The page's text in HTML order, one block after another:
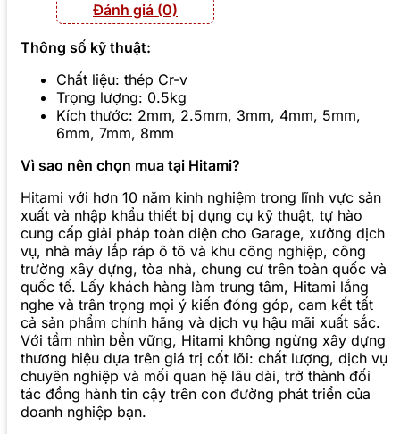
Đánh giá (0)
Thông số kỹ thuật:
Chất liệu: thép Cr-v
Trọng lượng: 0.5kg
Kích thước: 2mm, 2.5mm, 3mm, 4mm, 5mm,
6mm, 7mm, 8mm
Vì sao nên chọn mua tại Hitami?
Hitami với hơn 10 năm kinh nghiệm trong lĩnh vực sản
xuất và nhập khẩu thiết bị dụng cụ kỹ thuật, tự hào
cung cấp giải pháp toàn diện cho Garage, xưởng dịch
vụ, nhà máy lắp ráp ô tô và khu công nghiệp, công
trường xây dựng, tòa nhà, chung cư trên toàn quốc và
quốc tế. Lấy khách hàng làm trung tâm, Hitami lắng
nghe và trân trọng mọi ý kiến đóng góp, cam kết tất
cả sản phẩm chính hãng và dịch vụ hậu mãi xuất sắc.
Với tầm nhìn bền vững, Hitami không ngừng xây dựng
thương hiệu dựa trên giá trị cốt lõi: chất lượng, dịch vụ
chuyên nghiệp và mối quan hệ lâu dài, trở thành đối
tác đồng hành tin cậy trên con đường phát triển của
doanh nghiệp bạn.